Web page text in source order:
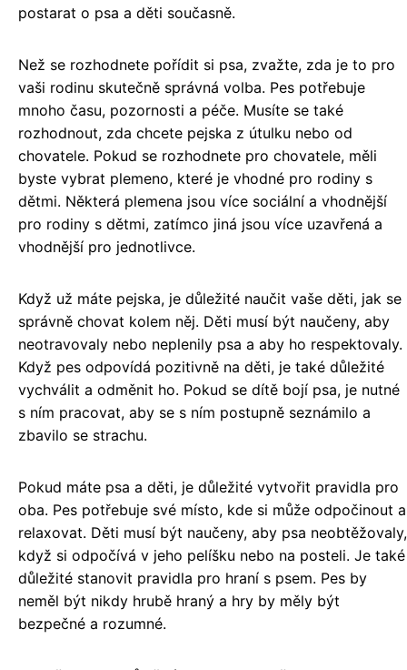
postarat o psa a děti současně.
Než se rozhodnete pořídit si psa, zvažte, zda je to pro
vaši rodinu skutečně správná volba. Pes potřebuje
mnoho času, pozornosti a péče. Musíte se také
rozhodnout, zda chcete pejska z útulku nebo od
chovatele. Pokud se rozhodnete pro chovatele, měli
byste vybrat plemeno, které je vhodné pro rodiny s
dětmi. Některá plemena jsou více sociální a vhodnější
pro rodiny s dětmi, zatímco jiná jsou více uzavřená a
vhodnější pro jednotlivce.
Když už máte pejska, je důležité naučit vaše děti, jak se
správně chovat kolem něj. Děti musí být naučeny, aby
neotravovaly nebo neplenily psa a aby ho respektovaly.
Když pes odpovídá pozitivně na děti, je také důležité
vychválit a odměnit ho. Pokud se dítě bojí psa, je nutné
s ním pracovat, aby se s ním postupně seznámilo a
zbavilo se strachu.
Pokud máte psa a děti, je důležité vytvořit pravidla pro
oba. Pes potřebuje své místo, kde si může odpočinout a
relaxovat. Děti musí být naučeny, aby psa neobtěžovaly,
když si odpočívá v jeho pelíšku nebo na posteli. Je také
důležité stanovit pravidla pro hraní s psem. Pes by
neměl být nikdy hrubě hraný a hry by měly být
bezpečné a rozumné.